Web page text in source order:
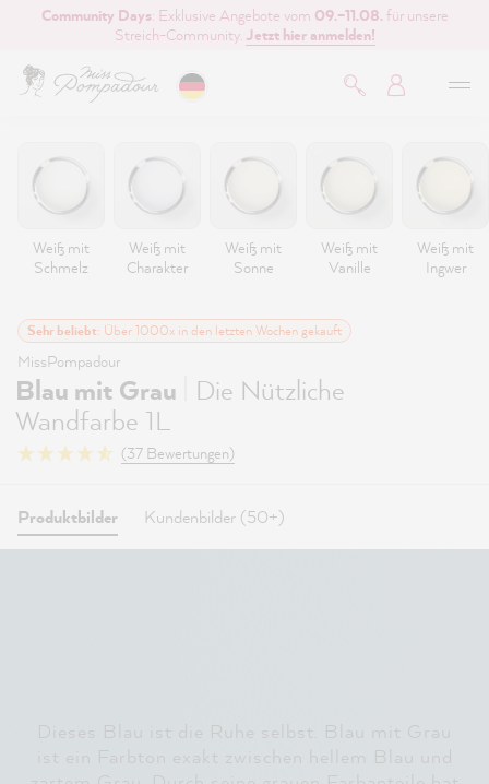
springen
Community Days: Exklusive Angebote vom 09.–11.08. für unsere
Streich-Community. Jetzt hier anmelden!
Weiß mit
Schmelz
Weiß mit
Charakter
Weiß mit
Sonne
Weiß mit
Vanille
Weiß mit
Ingwer
Sehr beliebt: Über 1000x in den letzten Wochen gekauft
MissPompadour
Blau mit Grau
Die Nützliche
Wandfarbe 1L
(37 Bewertungen)
Produktbilder Kundenbilder (50+)
Dieses Blau ist die Ruhe selbst. Blau mit Grau
ist ein Farbton exakt zwischen hellem Blau und